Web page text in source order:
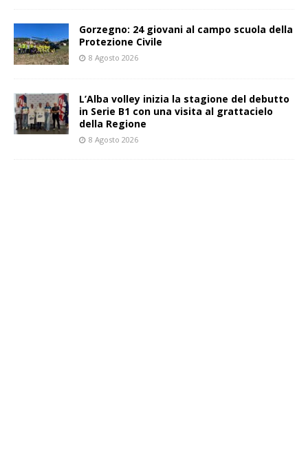
Gorzegno: 24 giovani al campo scuola della
Protezione Civile
8 Agosto 2026
L’Alba volley inizia la stagione del debutto
in Serie B1 con una visita al grattacielo
della Regione
8 Agosto 2026